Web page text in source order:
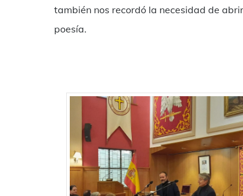
también nos recordó la necesidad de
poesía.